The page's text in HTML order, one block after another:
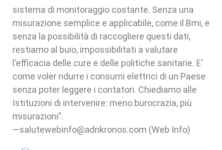
sistema di monitoraggio costante. Senza una
misurazione semplice e applicabile, come il Bmi, e
senza la possibilità di raccogliere questi dati,
restiamo al buio, impossibilitati a valutare
l'efficacia delle cure e delle politiche sanitarie. E'
come voler ridurre i consumi elettrici di un Paese
senza poter leggere i contatori. Chiediamo alle
Istituzioni di intervenire: meno burocrazia, più
misurazioni".
—salutewebinfo@adnkronos.com (Web Info)